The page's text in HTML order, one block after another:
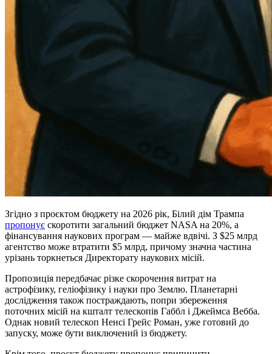
Згідно з проєктом бюджету на 2026 рік, Білий дім Трампа
пропонує скоротити загальний бюджет NASA на 20%, а
фінансування наукових програм — майже вдвічі. З $25 млрд
агентство може втратити $5 млрд, причому значна частина
урізань торкнеться Директорату наукових місій.
Пропозиція передбачає різке скорочення витрат на
астрофізику, геліофізику і науки про Землю. Планетарні
дослідження також постраждають, попри збереження
поточних місій на кшталт телескопів Габбл і Джеймса Вебба.
Однак новий телескоп Ненсі Грейс Роман, уже готовий до
запуску, може бути виключений із бюджету.